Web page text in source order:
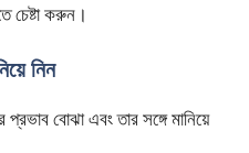
চেষ্টা করুন।
নিন
বোঝা এবং তার সঙ্গে মানিয়ে